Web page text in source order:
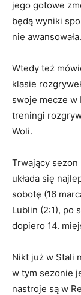
jego gotowe
będą wyniki
nie
Wtedy też
klasie
swoje mecze w
treningi
Woli.
Trwający
układa się
sobotę (16
Lublin (2:1), po
dopiero 14.
Nikt już w Stali
w tym sezonie
nastroje są w